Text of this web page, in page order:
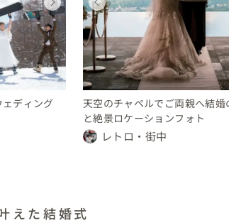
ォト
ウェディングフォト
未公開
ディング
円
ウェディング
新潟県
100 〜 150 万円
天空のチャペルでご両親へ結婚
と絶景ロケーションフォト
レトロ・街中
グフォト
ウェディングフォト
新潟県
未公開
ウェディング
新潟県
250 〜 300 万円
えた結婚式